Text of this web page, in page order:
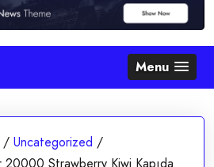
Menu
/ Uncategorized /